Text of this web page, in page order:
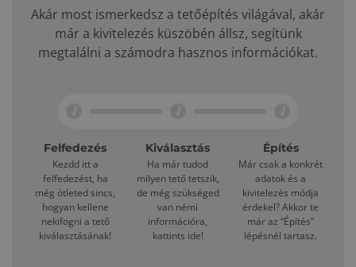
Akár most ismerkedsz a tetőépítés világával, akár
már a kivitelezés küszöbén állsz, segítünk
megtalálni a számodra hasznos információkat.
Felfedezés
Kezdd itt a
felfedezést, ha
még ötleted sincs,
hogyan kellene
nekifogni a tető
kiválasztásának!
Kiválasztás
Ha már tudod
milyen tető tetszik,
de még szükséged
van némi
információra,
kattints ide!
Építés
Már csak a konkrét
adatok és a
kivitelezés módja
érdekel? Akkor te
már az “Építés”
lépésnél tartasz.